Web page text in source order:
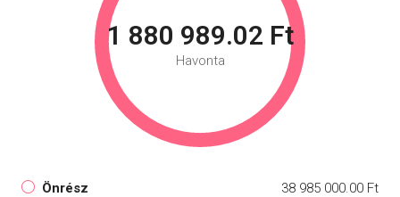
1 880 989.02 Ft
Havonta
Önrész 38 985 000.00 Ft